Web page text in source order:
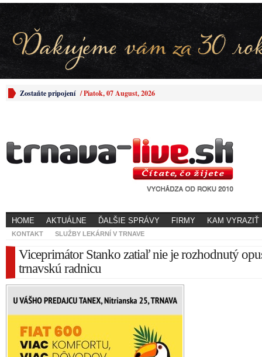
Zostaňte pripojení /Piatok, 07 August, 2026
HOME AKTUÁLNE ĎALŠIE SPRÁVY FIRMY KAM VYRAZIŤ
KONTAKT SLUŽBY LEKÁRNÍ V TRNAVE
Viceprimátor Stanko zatiaľ nie je rozhodnutý
trnavskú radnicu